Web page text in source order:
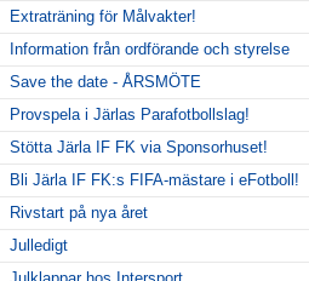
Extraträning för Målvakter!
Information från ordförande och styrelse
Save the date - ÅRSMÖTE
Provspela i Järlas Parafotbollslag!
Stötta Järla IF FK via Sponsorhuset!
Bli Järla IF FK:s FIFA-mästare i eFotboll!
Rivstart på nya året
Julledigt